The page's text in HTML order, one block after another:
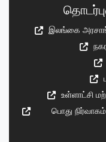
இலங்கை
உள்ளாட்சி
பொது